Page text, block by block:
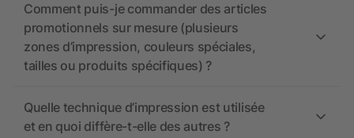
Comment puis-je commander des articles
promotionnels sur mesure (plusieurs
zones d’impression, couleurs spéciales,
tailles ou produits spécifiques) ?
Quelle technique d’impression est utilisée
et en quoi diffère-t-elle des autres ?